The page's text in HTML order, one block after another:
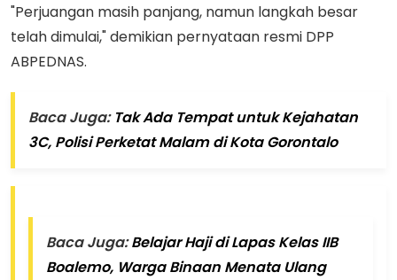
"Perjuangan masih panjang, namun langkah besar
telah dimulai," demikian pernyataan resmi DPP
ABPEDNAS.
Baca Juga: Tak Ada Tempat untuk Kejahatan
3C, Polisi Perketat Malam di Kota Gorontalo
Baca Juga:Belajar Haji di Lapas Kelas IIB
Boalemo, Warga Binaan Menata Ulang